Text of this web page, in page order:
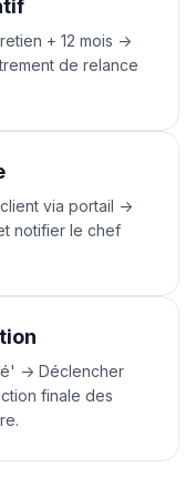
+ 12 mois ->
de relance
via portail ->
notifier le chef
-> Déclencher
finale des